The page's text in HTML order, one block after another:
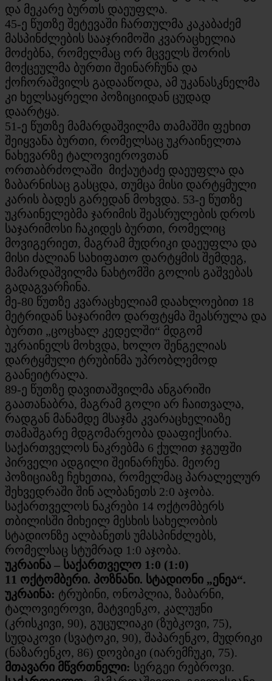
და მეკარე ბურთს დაეუფლა.
45-ე წუთზე შეტევაში ჩართულმა კაკაბაძემ
მასპინძლების სააჯრიმოში კვარაცხელია
მოძებნა, რომელმაც ორ მცველს შორის
მოქცეულმა ბურთი შეინარჩუნა და
ქოჩორაშვილს გადააწოდა, ამ უკანასკნელმა
კი ხელსაყრელი პოზიციიდან ცუდად
დაარტყა.
51-ე წუთზე მამარდაშვილმა თამაშში ფეხით
შეიყვანა ბურთი, რომელსაც უკრაინელთა
ნახევარზე ტალოვიეროვთან
ორთაბრძოლაში მიქაუტაძე დაეუფლა და
ზაბარნისაც გასცდა, თუმცა მისი დარტყმული
კარის ბადეს გარედან მოხვდა. 53-ე წუთზე
უკრაინელებმა ჯარიმის შეასრულების დროს
საჯარიმოსი ჩაკიდეს ბურთი, რომელიც
მოვიგერიეთ, მაგრამ მუდრიკი დაეუფლა და
მისი ძალიან სახიფათო დარტყმის შემდეგ,
მამარდაშვილმა ნახტომში გოლის გაშვებას
გადაგვარჩინა.
მე-80 წუთზე კვარაცხელიამ დაახლოებით 18
მეტრიდან საჯარიმო დარფტყმა შეასრულა და
ბურთი „ცოცხალ კედელში“ მდგომ
უკრაინელს მოხვდა, ხოლო შენგელიას
დარტყმული ტრუბინმა უპრობლემოდ
გაანეიტრალა.
89-ე წუთზე დავითაშვილმა ანგარიში
გაათანაბრა, მაგრამ გოლი არ ჩაითვალა,
რადგან მანამდე მსაჯმა კვარაცხელიაზე
თამაშგარე მდგომარეობა დააფიქსირა.
საქართველოს ნაკრებმა 6 ქულით ჯგუფში
პირველი ადგილი შეინარჩუნა. მეორე
პოზიციაზე ჩეხეთია, რომელმაც პარალელურ
შეხვედრაში შინ ალბანეთს 2:0 აჯობა.
საქართველოს ნაკრები 14 ოქტომბერს
თბილისში მიხეილ მესხის სახელობის
სტადიონზე ალბანეთს უმასპინძლებს,
რომელსაც სტუმრად 1:0 აჯობა.
უკრაინა – საქართველო 1:0 (1:0)
11 ოქტომბერი. პოზნანი. სტადიონი „ენეა“.
უკრაინა: ტრუბინი, ონოპლია, ზაბარნი,
ტალოვიეროვი, მატვიენკო, კალუჟნი
(კრისკივი, 90), გუცულიაკი (ზუბკოვი, 75),
სუდაკოვი (სვატოკი, 90), შაპარენკო, მუდრიკი
(ნაზარენკო, 86) დოვბიკი (იარემჩუკი, 75).
მთავარი მწვრთნელი: სერგეი რებროვი.